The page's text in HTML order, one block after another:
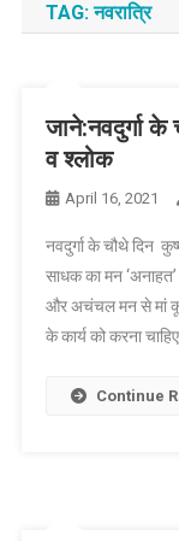
TAG:नवरात्रि
जाने:नवदुर्गा
व श्लोक
April 16, 2021
नवदुर्गा के चौथे दिन
साधक का मन
और अचंचल मन से मां
के कार्य को करना
Continue